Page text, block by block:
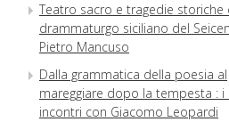
Teatro sacro e tragedie storiche
drammaturgo siciliano del
Pietro Mancuso
Dalla grammatica della poesia al
mareggiare dopo la tempesta : i
incontri con Giacomo Leopardi